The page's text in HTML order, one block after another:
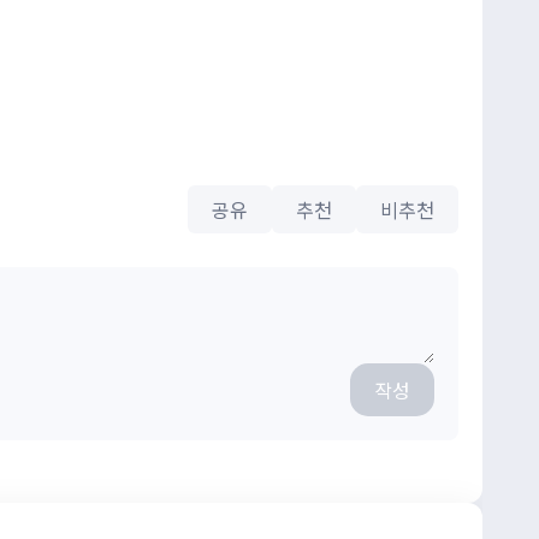
공유 추천 비추천
작성